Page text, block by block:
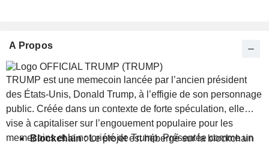
A Propos
TRUMP est une memecoin lancée par l’ancien président
des États-Unis, Donald Trump, à l’effigie de son personnage
public. Créée dans un contexte de forte spéculation, elle
vise à capitaliser sur l’engouement populaire pour les
memecoins et la notoriété de Trump. Présentée comme un
Blockchain :Le projet est hébergé sur la blockchain